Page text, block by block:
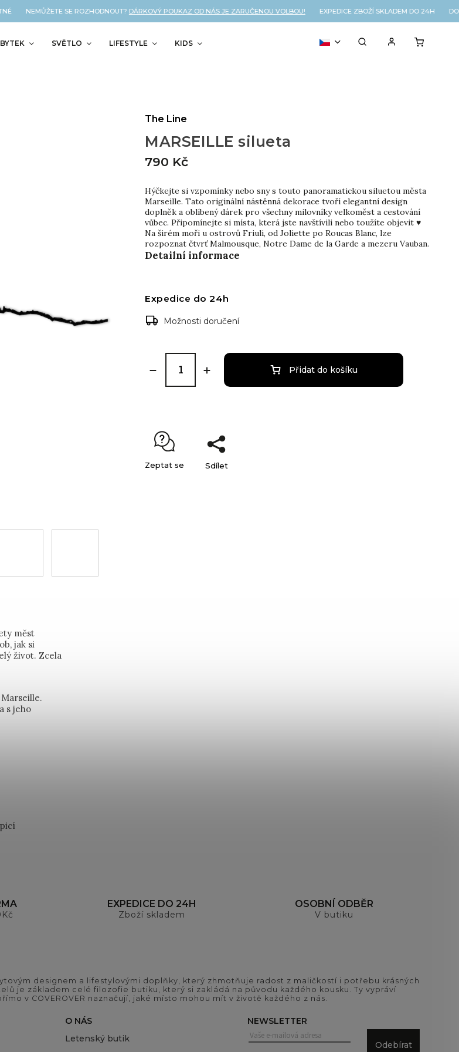
NEMŮŽETE SE ROZHODNOUT?DÁRKOVÝ POUKAZ OD NÁS JE ZARUČENOU VOLBOU! EXPEDICE ZBOŽÍ SKLADEM DO 24H
SVĚTLO LIFESTYLE KIDS
MARSEILLE silueta
790 Kč
Hýčkejte si vzpomínky nebo sny s touto panoramatickou siluetou města
Marseille. Tato originální nástěnná dekorace tvoří elegantní design
doplněk a oblíbený dárek pro všechny milovníky velkoměst a cestování
vůbec. Připomínejte si místa, která jste navštívili nebo toužíte objevit ♥
Na širém moři u ostrovů Friuli, od Joliette po Roucas Blanc, lze
rozpoznat čtvrť Malmousque, Notre Dame de la Garde a mezeru Vauban.
Detailní informace
The Line
Expedice do 24h
Možnosti doručení
Přidat do košíku
Zeptat se Sdílet
měst
jak si
život. Zcela
s jeho
EXPEDICE DO 24H
Zboží skladem
OSOBNÍ ODBĚR
V butiku
designem a lifestylovými doplňky, který zhmotňuje radost z maličkostí i potřebu krásných
je základem celé filozofie butiku, který si zakládá na původu každého kousku. Ty vypráví
v COVEROVER naznačují, jaké místo mohou mít v životě každého z nás.
O NÁS
Letenský butik
NEWSLETTER
Odebírat